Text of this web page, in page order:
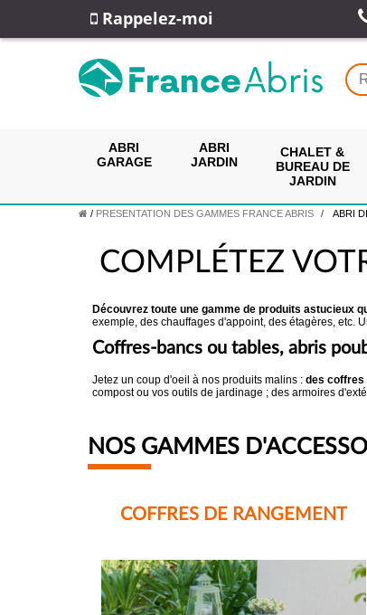
Rappelez-moi
ABRI
GARAGE
ABRI
JARDIN
CHALET &
BUREAU DE
JARDIN
/ PRESENTATION DES GAMMES FRANCE ABRIS ABRI
COMPLÉTEZ
Découvrez toute une gamme de produits astucieux
exemple, des chauffages d'appoint, des étagères, etc.
Coffres-bancs ou tables, abris
Jetez un coup d'oeil à nos produits malins : des coffres
compost ou vos outils de jardinage ; des armoires
NOS GAMMES
COFFRES DE RANGEMENT